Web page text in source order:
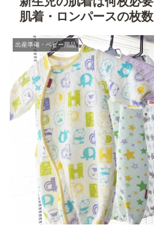
肌着・ロンパースの枚
出産準備・ベビー用品